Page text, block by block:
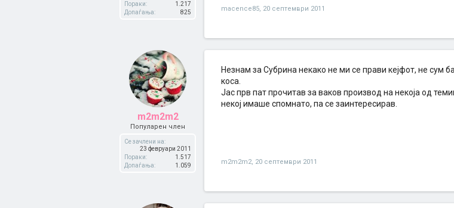
Пораки:
1.217
Допаѓања:
825 macence85, 20 септември 2011
m2m2m2
Популарен член
Се зачлени на:
23 февруари 2011
Пораки:
1.517
Допаѓања:
1.059
Незнам за Субрина некако не ми се прави кејфот, не сум
коса.
Јас прв пат прочитав за ваков производ на некоја од
некој имаше спомнато, па се заинтересирав.
m2m2m2, 20 септември 2011